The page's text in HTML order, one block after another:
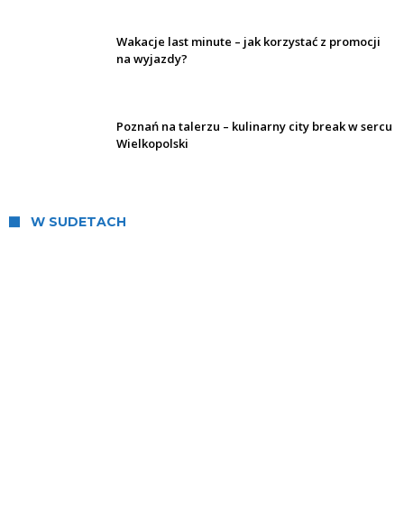
Wakacje last minute – jak korzystać z promocji
na wyjazdy?
Poznań na talerzu – kulinarny city break w sercu
Wielkopolski
W SUDETACH